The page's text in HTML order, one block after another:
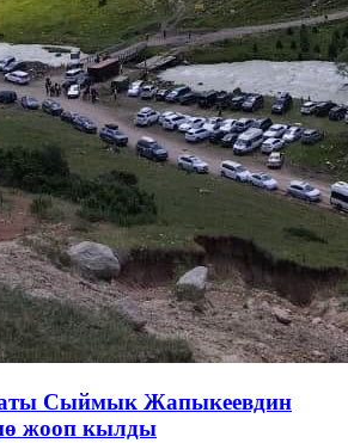
Сыймык Жапыкеевдин
жооп кылды